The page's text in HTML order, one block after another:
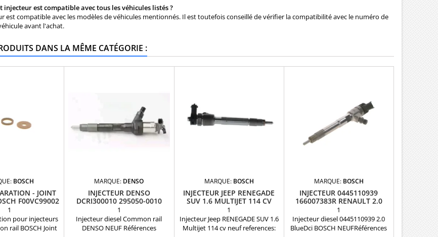
injecteur est compatible avec tous les véhicules listés ?
est compatible avec les modèles de véhicules mentionnés. Il est toutefois conseillé de vérifier la compatibilité avec le numéro de
avant l'achat.
DANS LA MÊME CATÉGORIE :
BOSCH
- JOINT
F00VC99002
1
pour injecteurs
rail BOSCH Joint
MARQUE: DENSO
INJECTEUR DENSO
DCRI300010 295050-0010
R2AA13H50 NEUF
1
Injecteur diesel Common rail
DENSO NEUF Références
MARQUE: BOSCH
INJECTEUR JEEP RENEGADE
SUV 1.6 MULTIJET 114 CV
NEUF
1
Injecteur Jeep RENEGADE SUV 1.6
Multijet 114 cv neuf references:
MARQUE: BOSCH
INJECTEUR 0445110939
166007383R RENAULT 2.0
BLUE DCI
1
Injecteur diesel 0445110939 2.0
BlueDci BOSCH NEUFRéférences